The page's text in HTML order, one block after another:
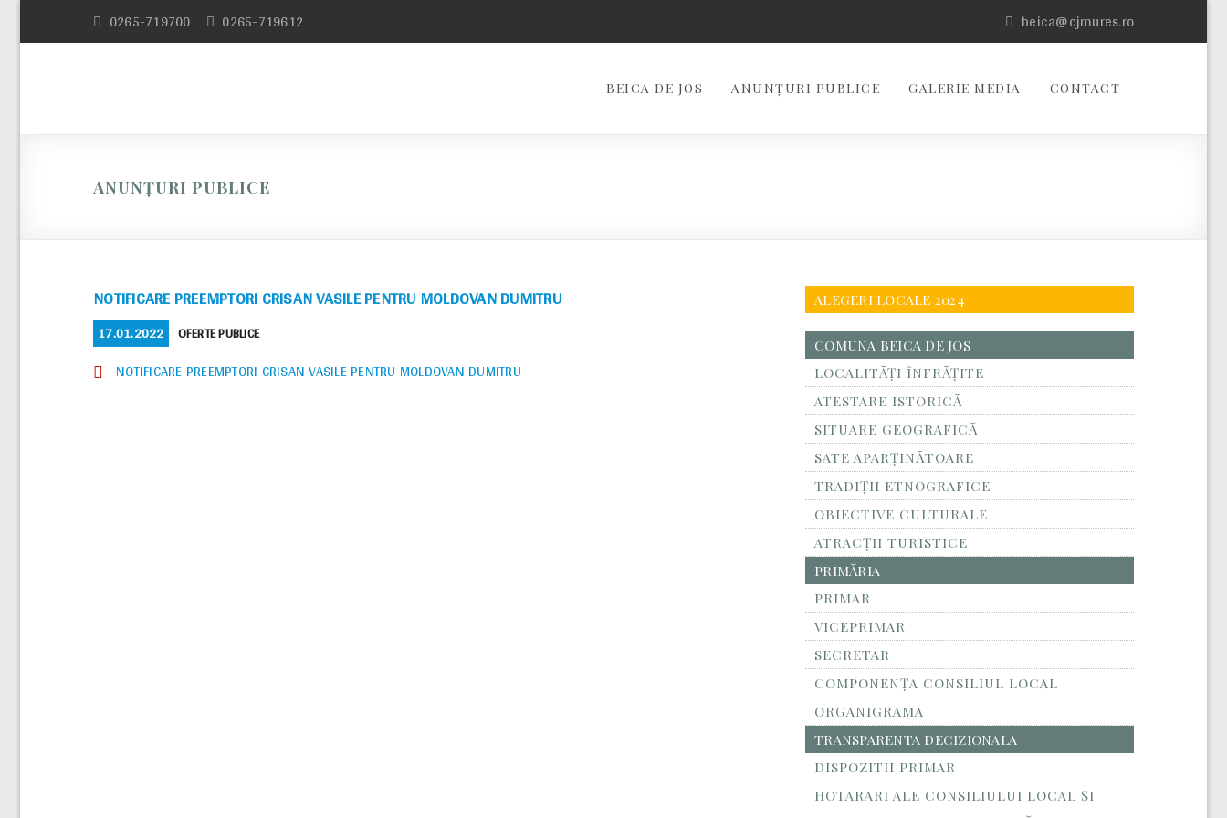
0265-719700 0265-719612 beica@cjmures.ro
BEICA DE JOS ANUNȚURI PUBLICE GALERIE MEDIA CONTACT
ANUNȚURI PUBLICE
NOTIFICARE PREEMPTORI CRISAN VASILE PENTRU MOLDOVAN DUMITRU
POSTED
ON
17.01.2022 CATEGORIES
OFERTE PUBLICE
NOTIFICARE PREEMPTORI CRISAN VASILE PENTRU MOLDOVAN DUMITRU
ALEGERI LOCALE 2024
COMUNA BEICA DE JOS
LOCALITĂŢI ÎNFRĂŢITE
ATESTARE ISTORICĂ
SITUARE GEOGRAFICĂ
SATE APARȚINĂTOARE
TRADIȚII ETNOGRAFICE
OBIECTIVE CULTURALE
ATRACȚII TURISTICE
PRIMĂRIA
PRIMAR
VICEPRIMAR
SECRETAR
COMPONENȚA CONSILIUL LOCAL
ORGANIGRAMA
TRANSPARENTA DECIZIONALA
DISPOZITII PRIMAR
HOTARARI ALE CONSILIULUI LOCAL ȘI